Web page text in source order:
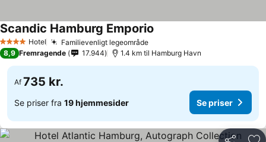
4 StjernerHotel Familievenligt legeområde
Scandic Hamburg Emporio
8,9 Fremragende 17.944 1.4 km til Hamburg Havn
Af 735 kr.
Se priser fra 19 hjemmesider Se priser